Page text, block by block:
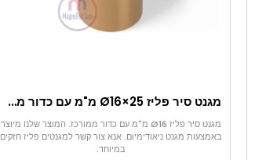
מגנט סיר פליז Ø16×25 מ"מ עם כדור ממורכז
מגנט סיר פליז Ø16 מ"מ עם כדור ממורכז. המוצר שלנו מיוצר
באמצעות מגנט ניאודימיום. אנא צור קשר למגנטים פליז חזקים
במיוחד.